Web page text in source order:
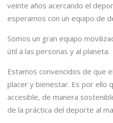
veinte años acercando el
esperamos con un equipo de
Somos un gran equipo
útil a las personas y al planeta.
Estamos convencidos de que
placer y bienestar. Es por ello
accesible, de manera
de la práctica del deporte al